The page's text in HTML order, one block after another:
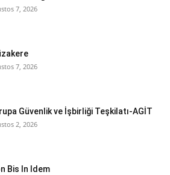
7, 2026
7, 2026
Güvenlik ve İşbirliği Teşkilatı-AGİT
2, 2026
Bis In Idem